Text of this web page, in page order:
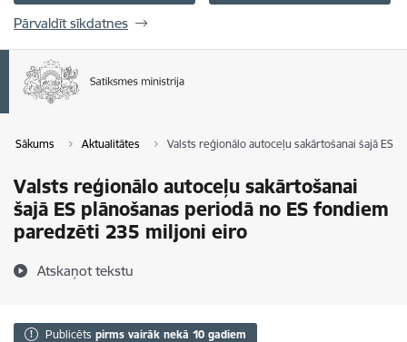
Pārvaldīt sīkdatnes
Sākums Aktualitātes Valsts reģionālo autoceļu sakārtošanai šajā ES
Valsts reģionālo autoceļu sakārtošanai
šajā ES plānošanas periodā no ES fondiem
paredzēti 235 miljoni eiro
Atskaņot tekstu
Publicēts pirms vairāk nekā 10 gadiem